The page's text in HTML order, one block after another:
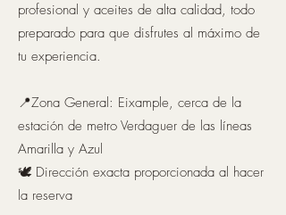
profesional y aceites de alta calidad, todo
preparado para que disfrutes al máximo de
tu experiencia.
📍Zona General: Eixample, cerca de la
estación de metro Verdaguer de las líneas
Amarilla y Azul
🕊️ Dirección exacta proporcionada al hacer
la reserva